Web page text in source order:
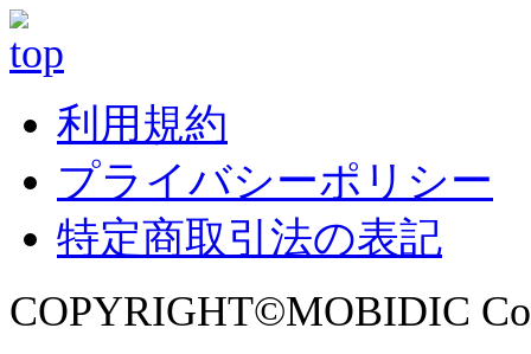
利用規約
プライバシーポリシー
特定商取引法の表記
COPYRIGHT©MOBIDIC